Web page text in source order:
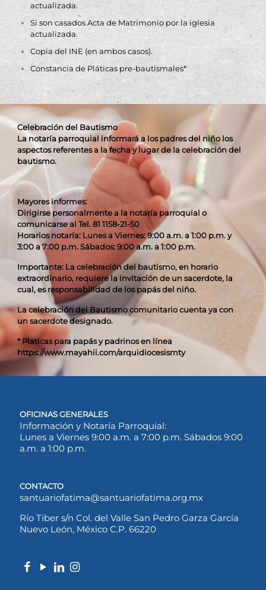
actualizada.
Si son casados Acta de Matrimonio por la iglesia
actualizada.
Copia del INE (en ambos casos).
Constancia de Pláticas pre-bautismales*
Celebración del Bautismo
La notaría parroquial informará a los padres del niño los
aspectos referentes a la fecha y lugar de la celebración del
bautismo.
Mayores informes:
Dirigirse personalmente a la notaría parroquial o
comunicarse al Tel. 81 1158-21-50
Horarios notaría: Lunes a Viernes: 9:00 a.m. a 1:00 p.m. y
3:00 a 7:00 p.m. Sábados:9:00 a.m. a 1:00 p.m.
Importante: La celebración del bautismo, en horario
extraordinario, requiere la invitaciónde un sacerdote, la
cual, es responsabilidad de los papás del niño.
La celebración del Bautismo comunitario cuenta ya con
un sacerdote designado.
* Platicas para papás y padrinos en línea
https://www.mayahii.com/arquidiocesismty
OFICINAS GENERALES
Información y Notaría Parroquial:
Lunes a Viernes 9:00 a.m. a 7:00 p.m. Sábados 9:00
a.m. a 1:00 p.m.
CONTACTO
santuariofatima@santuariofatima.org.mx
Río Tiber s/n Col. del Valle San Pedro Garza García
Nuevo León, México C.P. 66220